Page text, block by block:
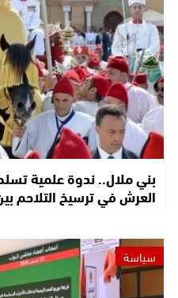
بني ملال.. ندوة علمية
العرش في ترسيخ التلاحم
سياسة